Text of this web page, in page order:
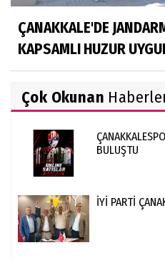
ÇANAKKALE'DE
KAPSAMLI HUZUR
Çok Okunan
BULUŞTU
İYİ PARTİ